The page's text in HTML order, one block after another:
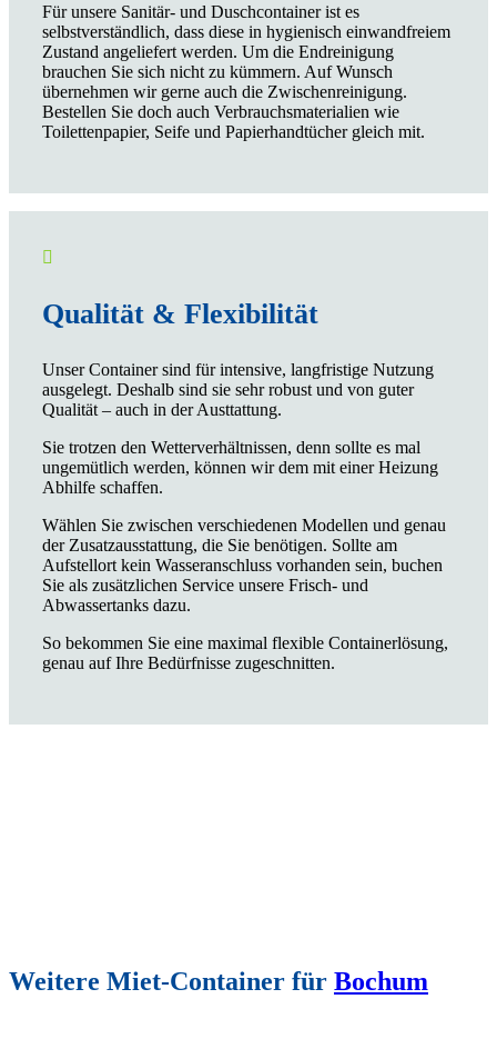
Für unsere Sanitär- und Duschcontainer ist es
selbstverständlich, dass diese in hygienisch einwandfreiem
Zustand angeliefert werden. Um die Endreinigung
brauchen Sie sich nicht zu kümmern. Auf Wunsch
übernehmen wir gerne auch die Zwischenreinigung.
Bestellen Sie doch auch Verbrauchsmaterialien wie
Toilettenpapier, Seife und Papierhandtücher gleich mit.

Qualität & Flexibilität
Unser Container sind für intensive, langfristige Nutzung
ausgelegt. Deshalb sind sie sehr robust und von guter
Qualität – auch in der Austtattung.
Sie trotzen den Wetterverhältnissen, denn sollte es mal
ungemütlich werden, können wir dem mit einer Heizung
Abhilfe schaffen.
Wählen Sie zwischen verschiedenen Modellen und genau
der Zusatzausstattung, die Sie benötigen. Sollte am
Aufstellort kein Wasseranschluss vorhanden sein, buchen
Sie als zusätzlichen Service unsere Frisch- und
Abwassertanks dazu.
So bekommen Sie eine maximal flexible Containerlösung,
genau auf Ihre Bedürfnisse zugeschnitten.
Weitere Miet-Container für Bochum